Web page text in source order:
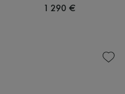
1 290 €